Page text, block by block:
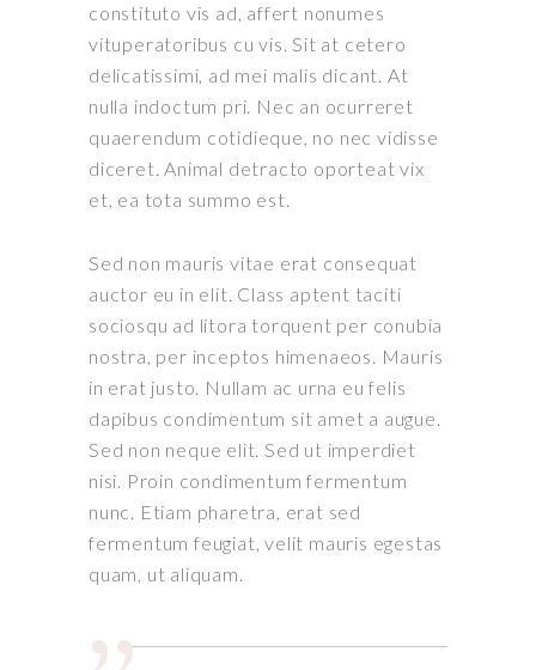
constituto vis ad, affert nonumes
vituperatoribus cu vis. Sit at cetero
delicatissimi, ad mei malis dicant. At
nulla indoctum pri. Nec an ocurreret
quaerendum cotidieque, no nec vidisse
diceret. Animal detracto oporteat vix
et, ea tota summo est.
Sed non mauris vitae erat consequat
auctor eu in elit. Class aptent taciti
sociosqu ad litora torquent per conubia
nostra, per inceptos himenaeos. Mauris
in erat justo. Nullam ac urna eu felis
dapibus condimentum sit amet a augue.
Sed non neque elit. Sed ut imperdiet
nisi. Proin condimentum fermentum
nunc. Etiam pharetra, erat sed
fermentum feugiat, velit mauris egestas
quam, ut aliquam.